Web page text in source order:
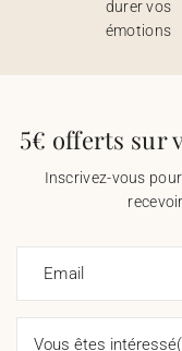
durer vos
émotions
5€ offerts sur
Inscrivez-vous
Email